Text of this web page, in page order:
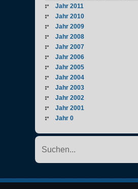
Jahr 2011
Jahr 2010
Jahr 2009
Jahr 2008
Jahr 2007
Jahr 2006
Jahr 2005
Jahr 2004
Jahr 2003
Jahr 2002
Jahr 2001
Jahr 0